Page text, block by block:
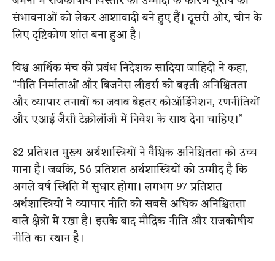
संभावनाओं को लेकर आशावादी बने हुए हैं। दूसरी ओर, चीन के
लिए दृष्टिकोण शांत बना हुआ है।
विश्व आर्थिक मंच की प्रबंध निदेशक सादिया जाहिदी ने कहा,
“नीति निर्माताओं और बिजनेस लीडर्स को बढ़ती अनिश्चितता
और व्यापार तनावों का जवाब बेहतर कोऑर्डिनेशन, रणनीतियों
और एआई जैसी टेक्नोलॉजी में निवेश के साथ देना चाहिए।”
82 प्रतिशत मुख्य अर्थशास्त्रियों ने वैश्विक अनिश्चितता को उच्च
माना है। जबकि, 56 प्रतिशत अर्थशास्त्रियों को उम्मीद है कि
अगले वर्ष स्थिति में सुधार होगा। लगभग 97 प्रतिशत
अर्थशास्त्रियों ने व्यापार नीति को सबसे अधिक अनिश्चितता
वाले क्षेत्रों में रखा है। इसके बाद मौद्रिक नीति और राजकोषीय
नीति का स्थान है।